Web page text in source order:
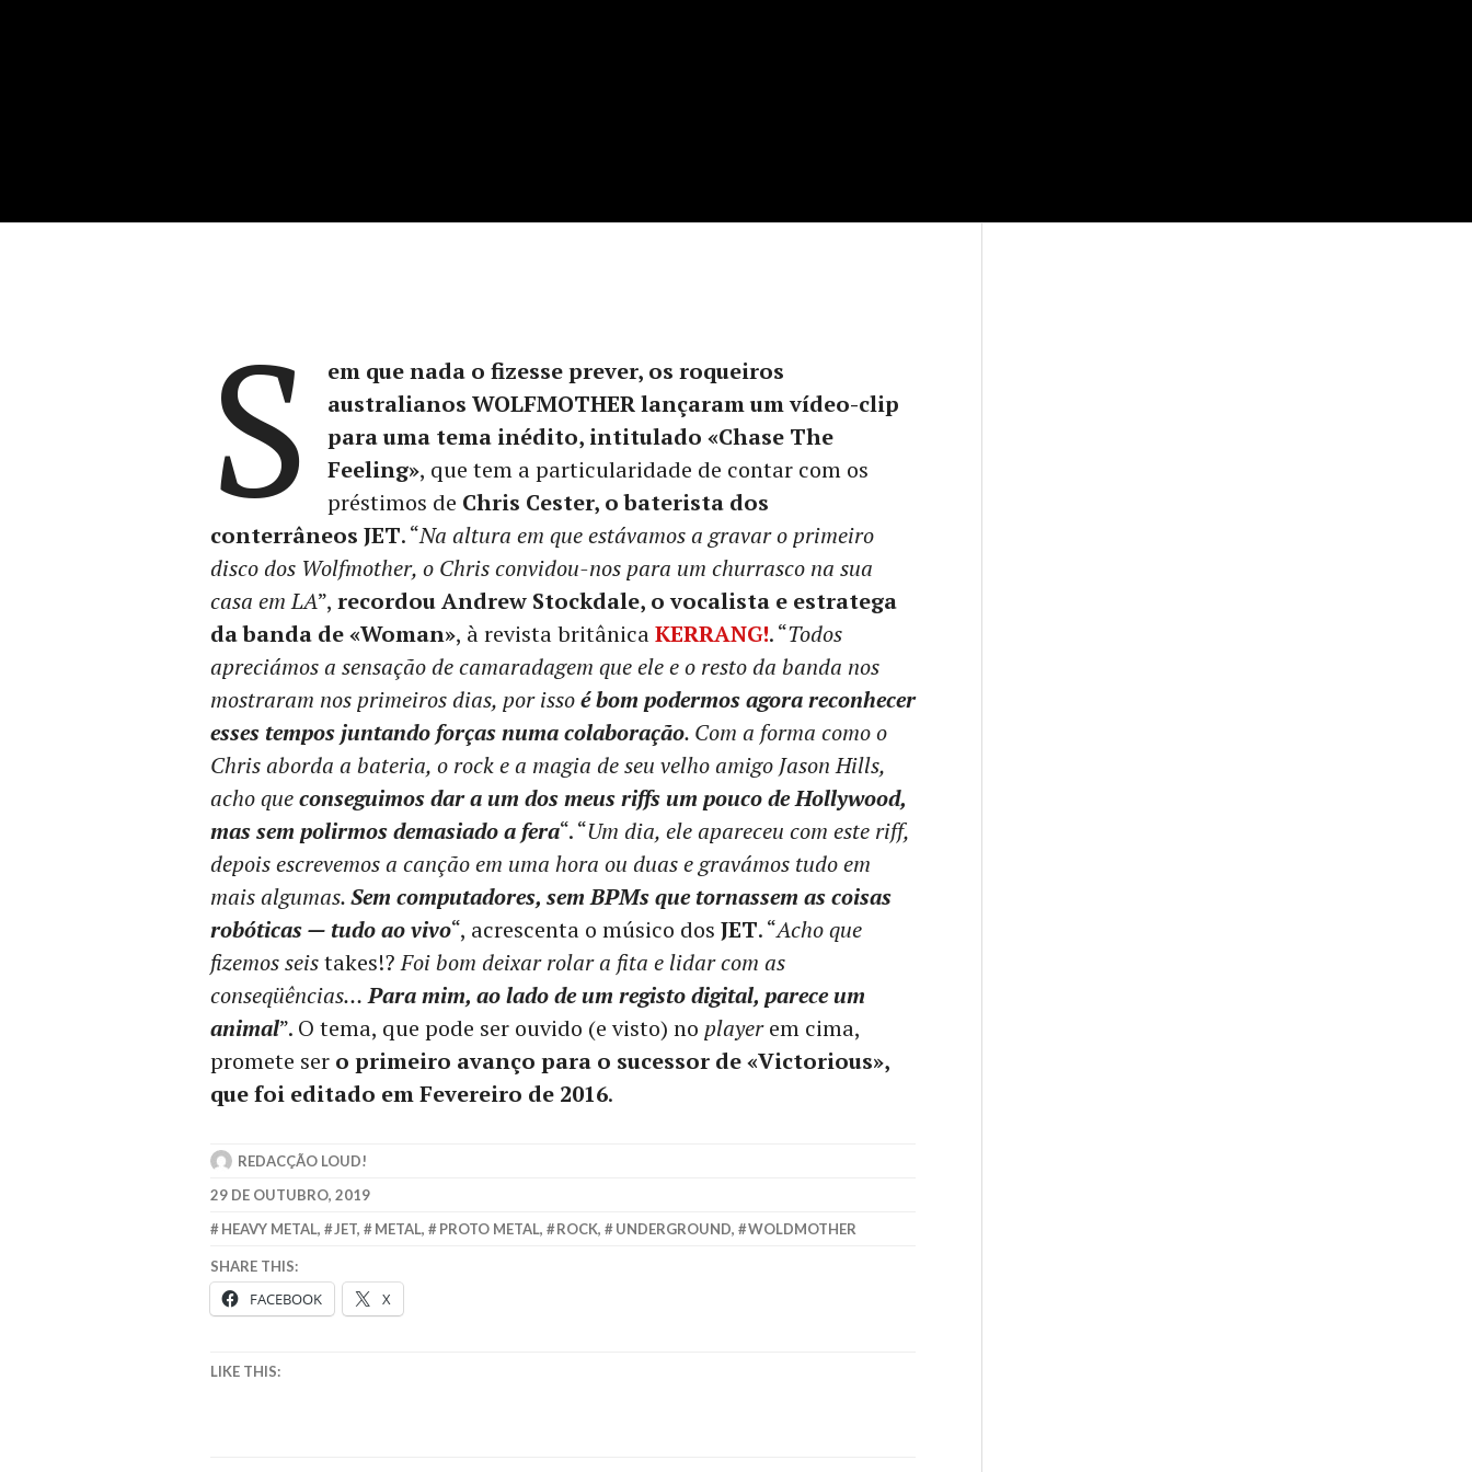
S
em que nada o fizesse prever, os roqueiros
australianos WOLFMOTHER lançaram um vídeo-clip
para uma tema inédito, intitulado «Chase The
Feeling», que tem a particularidade de contar com os
préstimos de Chris Cester, o baterista dos
conterrâneos JET. “Na altura em que estávamos a gravar o primeiro
disco dos Wolfmother, o Chris convidou-nos para um churrasco na sua
casa em LA”, recordou Andrew Stockdale, o vocalista e estratega
da banda de «Woman», à revista britânicaKERRANG!. “Todos
apreciámos a sensação de camaradagem que ele e o resto da banda nos
mostraram nos primeiros dias, por issoé bom podermos agora reconhecer
esses tempos juntando forças numa colaboração. Com a forma como o
Chris aborda a bateria, o rock e a magia de seu velho amigo Jason Hills,
acho queconseguimos dar a um dos meus riffs um pouco de Hollywood,
mas sem polirmos demasiado a fera“. “Um dia, ele apareceu com este riff,
depois escrevemos a canção em uma hora ou duas e gravámos tudo em
mais algumas.Sem computadores, sem BPMs que tornassem as coisas
robóticas — tudo ao vivo“, acrescenta o músico dos JET. “Acho que
fizemos seistakes!?Foi bom deixar rolar a fita e lidar com as
conseqüências…Para mim, ao lado de um registo digital, parece um
animal”. O tema, que pode ser ouvido (e visto) no playerem cima,
promete ser o primeiro avanço para o sucessor de «Victorious»,
que foi editado em Fevereiro de 2016.
REDACÇÃO LOUD!
29 DE OUTUBRO, 2019
HEAVY METAL, JET, METAL, PROTO METAL, ROCK, UNDERGROUND, WOLDMOTHER
SHARE THIS:
FACEBOOK X
LIKE THIS: